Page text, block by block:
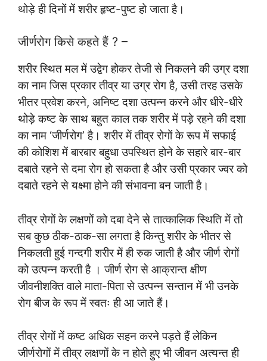
थोड़े ही दिनों में शरीर हृष्ट-पुष्ट हो जाता है।
जीर्णरोग किसे कहते हैं ? –
शरीर स्थित मल में उद्वेग होकर तेजी से निकलने की उग्र दशा
का नाम जिस प्रकार तीव्र या उग्र रोग है, उसी तरह उसके
भीतर प्रवेश करने, अनिष्ट दशा उत्पन्न करने और धीरे-धीरे
थोड़े कष्ट के साथ बहुत काल तक शरीर में पड़े रहने की दशा
का नाम ‘जीर्णरोग’ है। शरीर में तीव्र रोगों के रूप में सफाई
की कोशिश में बारबार बहुधा उपस्थित होने के सहारे बार-बार
दबाते रहने से दमा रोग हो सकता है और उसी प्रकार ज्वर को
दबाते रहने से यक्ष्मा होने की संभावना बन जाती है।
तीव्र रोगों के लक्षणों को दबा देने से तात्कालिक स्थिति में तो
सब कुछ ठीक-ठाक-सा लगता है किन्तु शरीर के भीतर से
निकलती हुई गन्दगी शरीर में ही रुक जाती है और जीर्ण रोगों
को उत्पन्न करती है । जीर्ण रोग से आक्रान्त क्षीण
जीवनीशक्ति वाले माता-पिता से उत्पन्न सन्तान में भी उनके
रोग बीज के रूप में स्वतः ही आ जाते हैं।
तीव्र रोगों में कष्ट अधिक सहन करने पड़ते हैं लेकिन
जीर्णरोगों में तीव्र लक्षणों के न होते हुए भी जीवन अत्यन्त ही